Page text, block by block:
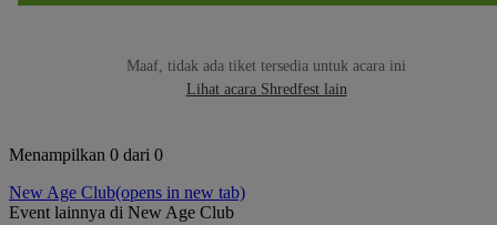
Maaf, tidak ada tiket tersedia untuk acara ini
Lihat acara Shredfest lain
Menampilkan 0 dari 0
New Age Club(opens in new tab)
Event lainnya di New Age Club